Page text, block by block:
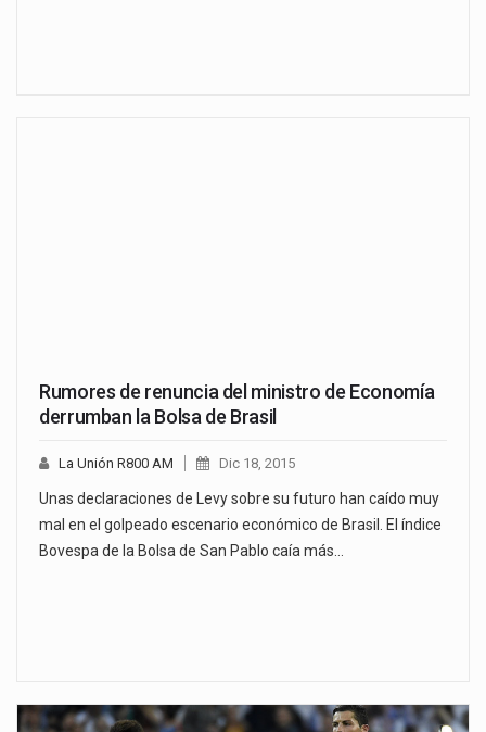
Rumores de renuncia del ministro de Economía
derrumban la Bolsa de Brasil
La Unión R800 AM Dic 18, 2015
Unas declaraciones de Levy sobre su futuro han caído muy
mal en el golpeado escenario económico de Brasil. El índice
Bovespa de la Bolsa de San Pablo caía más…